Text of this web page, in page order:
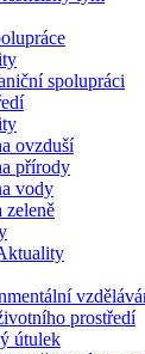
spolupráci
ovzduší
přírody
vody
zeleně
prostředí
útulek